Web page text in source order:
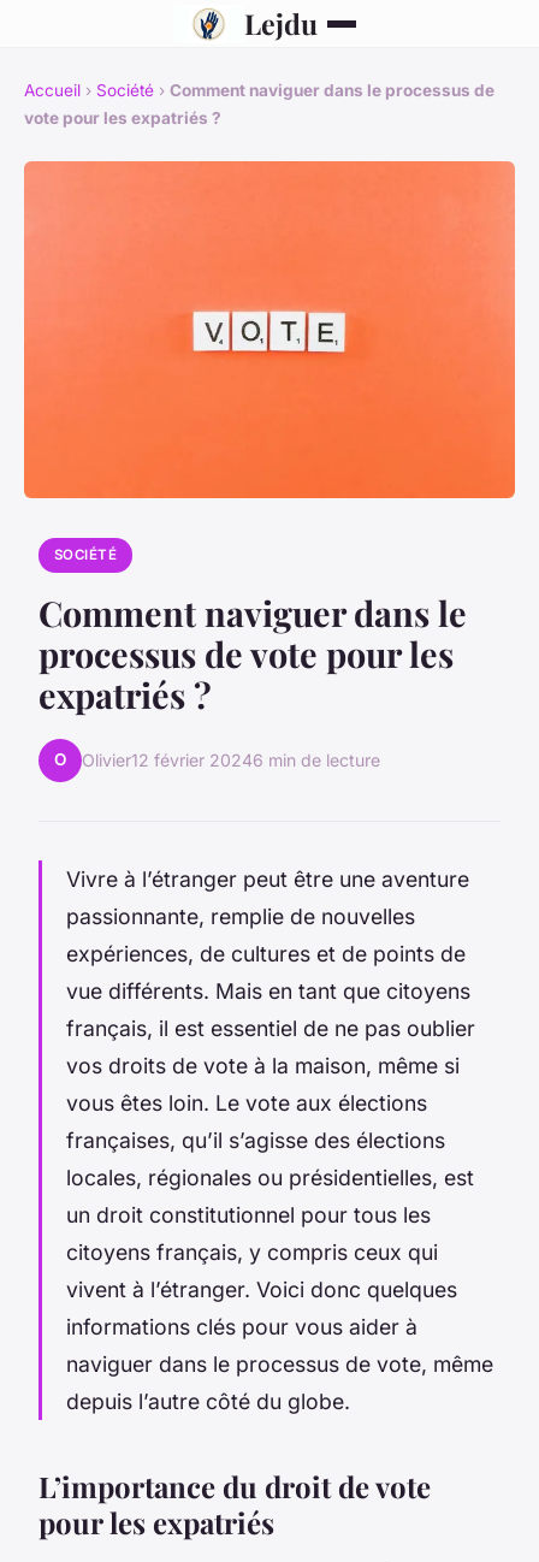
Lejdu
Accueil › Société › Comment naviguer dans le processus de
vote pour les expatriés ?
SOCIÉTÉ
Comment naviguer dans le
processus de vote pour les
expatriés ?
O Olivier12 février 20246 min de lecture
Vivre à l’étranger peut être une aventure
passionnante, remplie de nouvelles
expériences, de cultures et de points de
vue différents. Mais en tant que citoyens
français, il est essentiel de ne pas oublier
vos droits de vote à la maison, même si
vous êtes loin. Le vote aux élections
françaises, qu’il s’agisse des élections
locales, régionales ou présidentielles, est
un droit constitutionnel pour tous les
citoyens français, y compris ceux qui
vivent à l’étranger. Voici donc quelques
informations clés pour vous aider à
naviguer dans le processus de vote, même
depuis l’autre côté du globe.
L’importance du droit de vote
pour les expatriés